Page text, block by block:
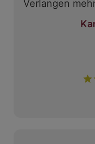
Verlangen